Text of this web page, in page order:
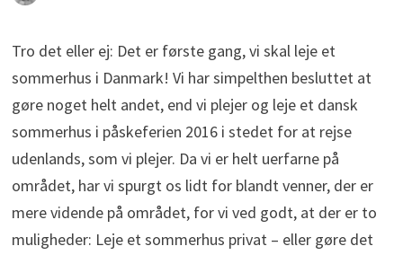
Tro det eller ej: Det er første gang, vi skal leje et
sommerhus i Danmark! Vi har simpelthen besluttet at
gøre noget helt andet, end vi plejer og leje et dansk
sommerhus i påskeferien 2016 i stedet for at rejse
udenlands, som vi plejer. Da vi er helt uerfarne på
området, har vi spurgt os lidt for blandt venner, der er
mere vidende på området, for vi ved godt, at der er to
muligheder: Leje et sommerhus privat – eller gøre det